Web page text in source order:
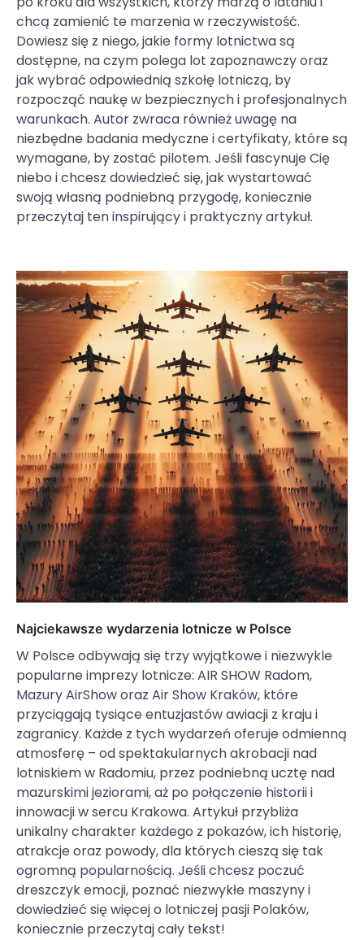
chcą zamienić te marzenia w rzeczywistość.
Dowiesz się z niego, jakie formy lotnictwa są
dostępne, na czym polega lot zapoznawczy oraz
jak wybrać odpowiednią szkołę lotniczą, by
rozpocząć naukę w bezpiecznych i profesjonalnych
warunkach. Autor zwraca również uwagę na
niezbędne badania medyczne i certyfikaty, które są
wymagane, by zostać pilotem. Jeśli fascynuje Cię
niebo i chcesz dowiedzieć się, jak wystartować
swoją własną podniebną przygodę, koniecznie
przeczytaj ten inspirujący i praktyczny artykuł.
Najciekawsze wydarzenia lotnicze w Polsce
W Polsce odbywają się trzy wyjątkowe i niezwykle
popularne imprezy lotnicze: AIR SHOW Radom,
Mazury AirShow oraz Air Show Kraków, które
przyciągają tysiące entuzjastów awiacji z kraju i
zagranicy. Każde z tych wydarzeń oferuje odmienną
atmosferę – od spektakularnych akrobacji nad
lotniskiem w Radomiu, przez podniebną ucztę nad
mazurskimi jeziorami, aż po połączenie historii i
innowacji w sercu Krakowa. Artykuł przybliża
unikalny charakter każdego z pokazów, ich historię,
atrakcje oraz powody, dla których cieszą się tak
ogromną popularnością. Jeśli chcesz poczuć
dreszczyk emocji, poznać niezwykłe maszyny i
dowiedzieć się więcej o lotniczej pasji Polaków,
koniecznie przeczytaj cały tekst!